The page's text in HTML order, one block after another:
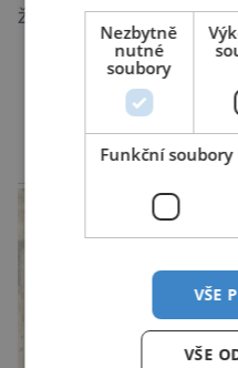
že je nedochvilnost
či projev
Nejnovější průzkumy
chodí chronicky
Jaké jsou nejčastější
dá se s ní bojovat? […]
DALŠÍ
Nezbytně
nutné
soubory
Funkční soubory
VŠE
VŠE